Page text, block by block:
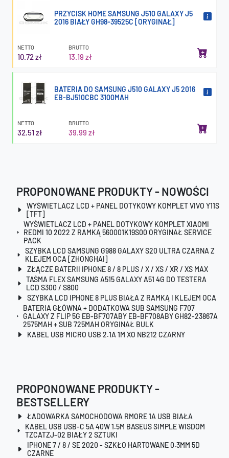
PRZYCISK HOME SAMSUNG J510 GALAXY J5
2016 BIAŁY GH98-39525C [ORYGINAŁ]
NETTO
10.72 zł
BRUTTO
13.19 zł
BATERIA DO SAMSUNG J510 GALAXY J5 2016
EB-BJ510CBC 3100MAH
NETTO
32.51 zł
BRUTTO
39.99 zł
PROPONOWANE PRODUKTY - NOWOŚCI
WYŚWIETLACZ LCD + PANEL DOTYKOWY KOMPLET VIVO Y11S
[TFT]
WYŚWIETLACZ LCD + PANEL DOTYKOWY KOMPLET XIAOMI
REDMI 10 2022 Z RAMKĄ 560001K19S00 ORYGINAŁ SERVICE
PACK
SZYBKA LCD SAMSUNG G988 GALAXY S20 ULTRA CZARNA Z
KLEJEM OCA [ZHONGHAI]
ZŁĄCZE BATERII IPHONE 8 / 8 PLUS / X / XS / XR / XS MAX
TAŚMA FLEX SAMSUNG A515 GALAXY A51 4G DO TESTERA
LCD S300 / S800
SZYBKA LCD IPHONE 8 PLUS BIAŁA Z RAMKĄ I KLEJEM OCA
BATERIA GŁÓWNA + DODATKOWA SUB SAMSUNG F707
GALAXY Z FLIP 5G EB-BF707ABY EB-BF708ABY GH82-23867A
2575MAH + SUB 725MAH ORYGINAŁ BULK
KABEL USB MICRO USB 2.1A 1M XO NB212 CZARNY
PROPONOWANE PRODUKTY -
BESTSELLERY
ŁADOWARKA SAMOCHODOWA RMORE 1A USB BIAŁA
KABEL USB USB-C 5A 40W 1.5M BASEUS SIMPLE WISDOM
TZCATZJ-02 BIAŁY 2 SZTUKI
IPHONE 7 / 8 / SE 2020 - SZKŁO HARTOWANE 0.3MM 5D
CZARNE